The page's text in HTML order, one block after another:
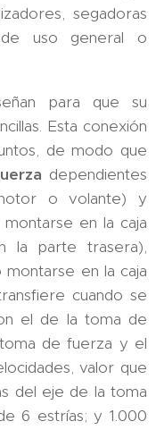
segadoras
uso general o
para que su
Esta conexión
de modo que
dependientes
o volante) y
en la caja
la parte trasera),
en la caja
cuando se
el de la toma de
de fuerza y el
valor que
del eje de la toma
6 estrías; y 1.000